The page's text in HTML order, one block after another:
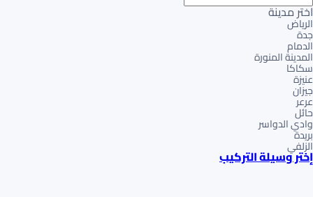
اختر مدينة
الرياض
جدة
الدمام
المدينة المنورة
سكاكا
عنيزة
جيزان
عرعر
حائل
وادي الدواسر
بريدة
الزلفي
إختر وسيلة التركيب